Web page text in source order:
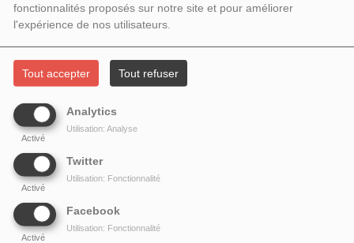
fonctionnalités proposés sur notre site et pour améliorer
l'expérience de nos utilisateurs.
Tout accepter Tout refuser
Analytics
Activé
Utilisation: Analyse
Twitter
Activé
Utilisation: Fonctionnalité
Facebook
Activé
Utilisation: Fonctionnalité
bande annonce : -http://www.premiere.fr/film/Malevoz
Au cinéma Saint-André-des-Arts à Paris du 30 janvier au 14 février - tous les
jours à 13h00
Page Wikipédia de la cinéaste :